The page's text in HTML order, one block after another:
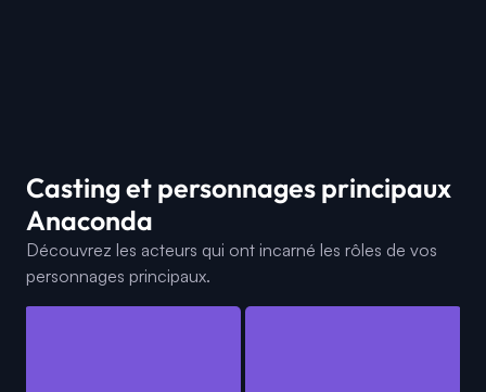
Casting et personnages principaux
Anaconda
Découvrez les acteurs qui ont incarné les rôles de vos
personnages principaux.